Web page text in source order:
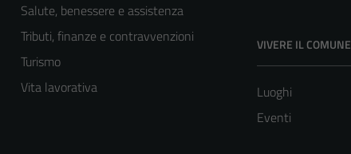
Salute, benessere e assistenza
Tributi, finanze e contravvenzioni
Turismo
Vita lavorativa
VIVERE IL COMUNE
Luoghi
Eventi